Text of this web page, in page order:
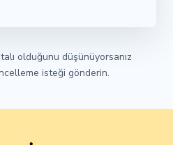
olduğunu düşünüyorsanız
isteği gönderin.